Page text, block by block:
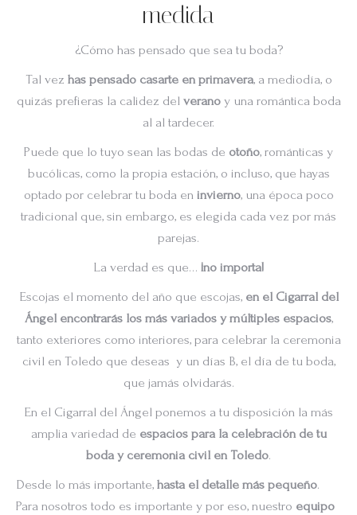
medida
¿Cómo has pensado que sea tu boda?
Tal vez has pensado casarte en primavera, a mediodía, o
quizás prefieras la calidez del veranoy una romántica boda
al al tardecer.
Puede que lo tuyo sean las bodas de otoño, románticas y
bucólicas, como la propia estación, o incluso, que hayas
optado por celebrar tu boda en invierno, una época poco
tradicional que, sin embargo, es elegida cada vez por más
parejas.
La verdad es que… ¡no importa!
Escojas el momento del año que escojas,en el Cigarral del
Ángel encontrarás los más variados y múltiples espacios,
tanto exteriores como interiores, para celebrar la ceremonia
civil en Toledo que deseas y un días B, el día de tu boda,
que jamás olvidarás.
En el Cigarral del Ángel ponemos a tu disposición la más
amplia variedad de espacios para la celebración de tu
boda y ceremonia civil en Toledo.
Desde lo más importante, hasta el detalle más pequeño.
Para nosotros todo es importante y por eso, nuestro equipo